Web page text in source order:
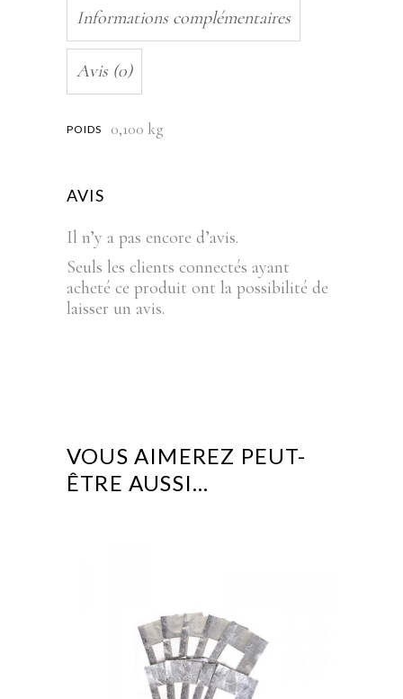
Informations complémentaires
Avis (0)
POIDS 0,100 kg
AVIS
Il n’y a pas encore d’avis.
Seuls les clients connectés ayant
acheté ce produit ont la possibilité de
laisser un avis.
VOUS AIMEREZ PEUT-
ÊTRE AUSSI…